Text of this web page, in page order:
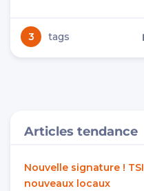
3 tags
Articles tendance
Nouvelle signature !
nouveaux locaux